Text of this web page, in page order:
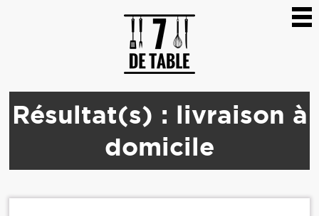
Résultat(s) : livraison à
domicile